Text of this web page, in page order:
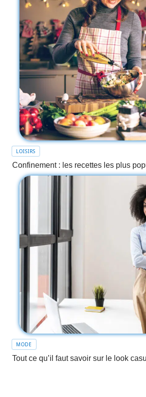
LOISIRS
Confinement : les recettes les plus
MODE
Tout ce qu’il faut savoir sur le look